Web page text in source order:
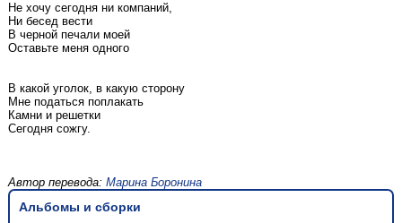
Не хочу сегодня ни компаний,
Ни бесед вести
В черной печали моей
Оставьте меня одного
В какой уголок, в какую сторону
Мне податься поплакать
Камни и решетки
Сегодня сожгу.
Автор перевода: Марина Боронина
Альбомы и сборки